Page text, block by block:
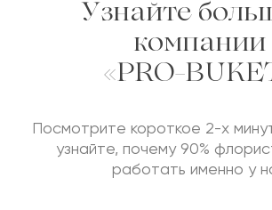
Узнайте
компании
«PRO-
Посмотрите короткое 2-х
узнайте, почему 90%
работать именно у